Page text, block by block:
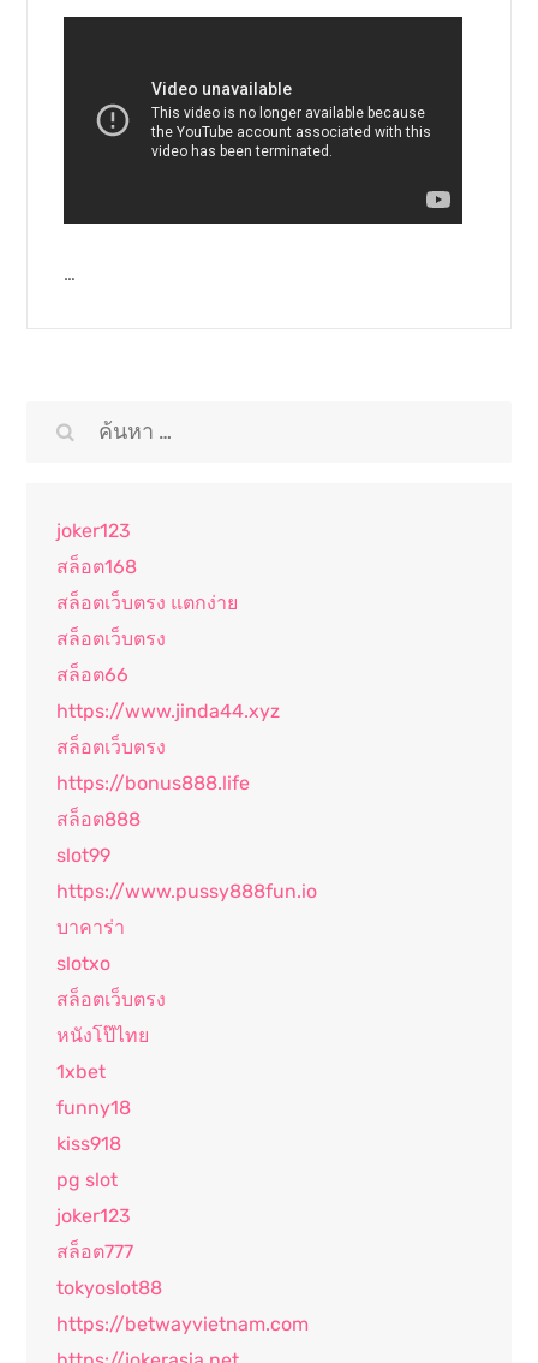
…
ค้นหา
joker123
สล็อต168
สล็อตเว็บตรง แตกง่าย
สล็อตเว็บตรง
สล็อต66
https://www.jinda44.xyz
สล็อตเว็บตรง
https://bonus888.life
สล็อต888
slot99
https://www.pussy888fun.io
บาคาร่า
slotxo
สล็อตเว็บตรง
หนังโป๊ไทย
1xbet
funny18
kiss918
pg slot
joker123
สล็อต777
tokyoslot88
https://betwayvietnam.com